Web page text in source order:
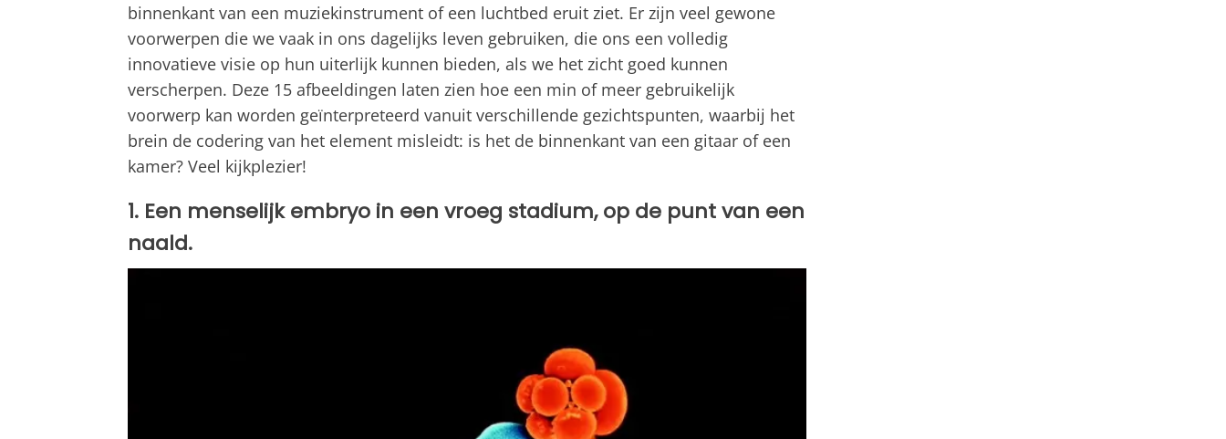
binnenkant van een muziekinstrument of een luchtbed eruit ziet. Er zijn veel gewone
voorwerpen die we vaak in ons dagelijks leven gebruiken, die ons een volledig
innovatieve visie op hun uiterlijk kunnen bieden, als we het zicht goed kunnen
verscherpen. Deze 15 afbeeldingen laten zien hoe een min of meer gebruikelijk
voorwerp kan worden geïnterpreteerd vanuit verschillende gezichtspunten, waarbij het
brein de codering van het element misleidt: is het de binnenkant van een gitaar of een
kamer? Veel kijkplezier!
1. Een menselijk embryo in een vroeg stadium, op de punt van een
naald.